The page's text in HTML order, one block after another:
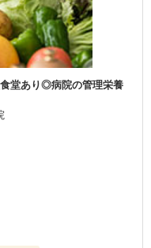
食堂あり◎病院の管理栄養